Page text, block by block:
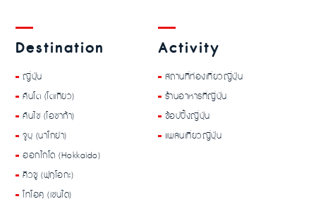
Destination
ญี่ปุ่น
คันโต (โตเกียว)
คันไซ (โอซาก้า)
จูบุ (นาโกย่า)
ฮอกไกโด (Hokkaido)
คิวชู (ฟุกุโอกะ)
โทโฮคุ (เซนได)
Activity
สถานที่ท่องเที่ยวญี่ปุ่น
ร้านอาหารที่ญี่ปุ่น
ช้อปปิ้งญี่ปุ่น
แพลนเที่ยวญี่ปุ่น